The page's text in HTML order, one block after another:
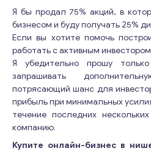
Я бы продал 75% акций, в
бизнесом и буду получать 25%
Если вы хотите помочь
работать с активным
Я убедительно прошу только
запрашивать
потрясающий шанс для
прибыль при минимальных
течение последних
компанию.
Купите онлайн-бизнес в